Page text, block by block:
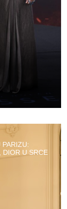
PARIZU:
DIOR U SRCE